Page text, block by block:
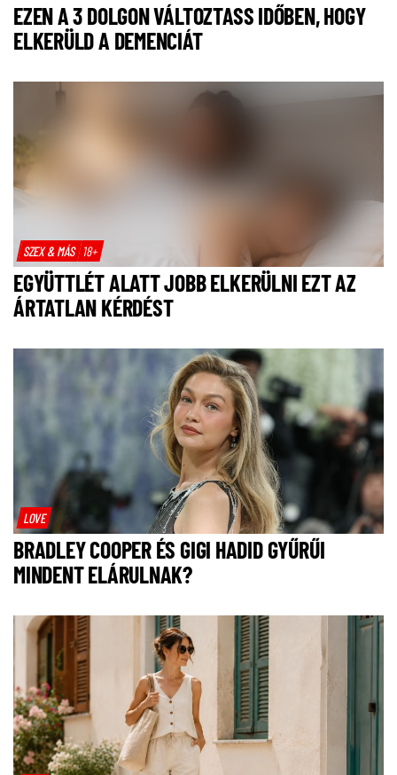
EZEN A 3 DOLGON VÁLTOZTASS IDŐBEN, HOGY
ELKERÜLD A DEMENCIÁT
SZEX & MÁS 18+
EGYÜTTLÉT ALATT JOBB ELKERÜLNI EZT AZ
ÁRTATLAN KÉRDÉST
LOVE
BRADLEY COOPER ÉS GIGI HADID GYŰRŰI
MINDENT ELÁRULNAK?